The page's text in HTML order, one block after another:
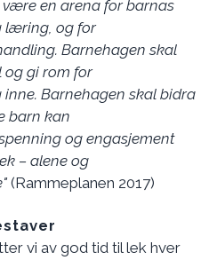
være en arena for barnas
læring, og for
Barnehagen skal
og gi rom for
Barnehagen skal bidra
barn kan
og engasjement
– alene og
(Rammeplanen 2017)
vi av god tid til lek hver